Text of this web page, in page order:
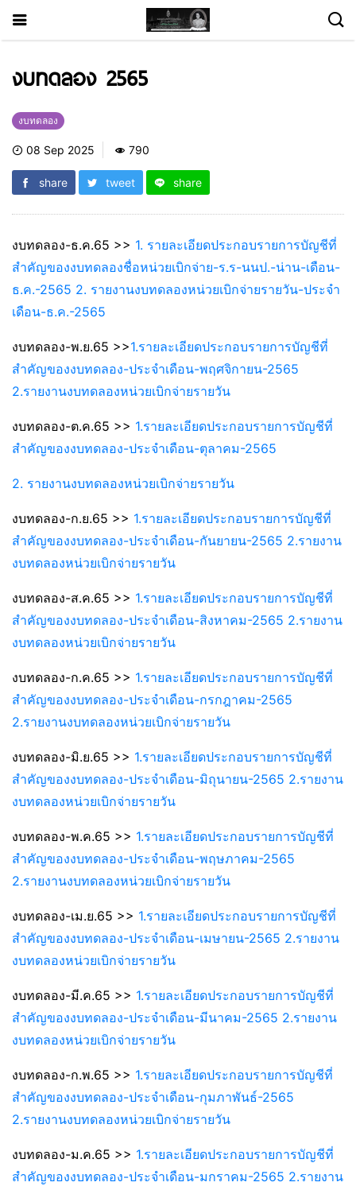
งบทดลอง 2565
งบทดลอง
08 Sep 2025 790
share tweet share
งบทดลอง-ธ.ค.65 >> 1. รายละเอียดประกอบรายการบัญชีที่
สำคัญของงบทดลองชื่อหน่วยเบิกจ่าย-ร.ร-นนป.-น่าน-เดือน-
ธ.ค.-2565 2. รายงานงบทดลองหน่วยเบิกจ่ายรายวัน-ประจำ
เดือน-ธ.ค.-2565
งบทดลอง-พ.ย.65 >>1.รายละเอียดประกอบรายการบัญชีที่
สำคัญของงบทดลอง-ประจำเดือน-พฤศจิกายน-2565
2.รายงานงบทดลองหน่วยเบิกจ่ายรายวัน
งบทดลอง-ต.ค.65 >> 1.รายละเอียดประกอบรายการบัญชีที่
สำคัญของงบทดลอง-ประจำเดือน-ตุลาคม-2565
2. รายงานงบทดลองหน่วยเบิกจ่ายรายวัน
งบทดลอง-ก.ย.65 >> 1.รายละเอียดประกอบรายการบัญชีที่
สำคัญของงบทดลอง-ประจำเดือน-กันยายน-2565 2.รายงาน
งบทดลองหน่วยเบิกจ่ายรายวัน
งบทดลอง-ส.ค.65 >> 1.รายละเอียดประกอบรายการบัญชีที่
สำคัญของงบทดลอง-ประจำเดือน-สิงหาคม-2565 2.รายงาน
งบทดลองหน่วยเบิกจ่ายรายวัน
งบทดลอง-ก.ค.65 >> 1.รายละเอียดประกอบรายการบัญชีที่
สำคัญของงบทดลอง-ประจำเดือน-กรกฎาคม-2565
2.รายงานงบทดลองหน่วยเบิกจ่ายรายวัน
งบทดลอง-มิ.ย.65 >> 1.รายละเอียดประกอบรายการบัญชีที่
สำคัญของงบทดลอง-ประจำเดือน-มิถุนายน-2565 2.รายงาน
งบทดลองหน่วยเบิกจ่ายรายวัน
งบทดลอง-พ.ค.65 >> 1.รายละเอียดประกอบรายการบัญชีที่
สำคัญของงบทดลอง-ประจำเดือน-พฤษภาคม-2565
2.รายงานงบทดลองหน่วยเบิกจ่ายรายวัน
งบทดลอง-เม.ย.65 >> 1.รายละเอียดประกอบรายการบัญชีที่
สำคัญของงบทดลอง-ประจำเดือน-เมษายน-2565 2.รายงาน
งบทดลองหน่วยเบิกจ่ายรายวัน
งบทดลอง-มี.ค.65 >> 1.รายละเอียดประกอบรายการบัญชีที่
สำคัญของงบทดลอง-ประจำเดือน-มีนาคม-2565 2.รายงาน
งบทดลองหน่วยเบิกจ่ายรายวัน
งบทดลอง-ก.พ.65 >> 1.รายละเอียดประกอบรายการบัญชีที่
สำคัญของงบทดลอง-ประจำเดือน-กุมภาพันธ์-2565
2.รายงานงบทดลองหน่วยเบิกจ่ายรายวัน
งบทดลอง-ม.ค.65 >> 1.รายละเอียดประกอบรายการบัญชีที่
สำคัญของงบทดลอง-ประจำเดือน-มกราคม-2565 2.รายงาน